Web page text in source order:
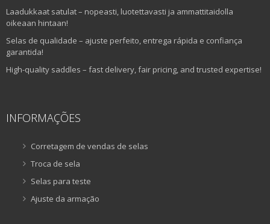
Laadukkaat satulat – nopeasti, luotettavasti ja ammattitaidolla
oikeaan hintaan!
Selas de qualidade – ajuste perfeito, entrega rápida e confiança
garantida!
High-quality saddles – fast delivery, fair pricing, and trusted expertise!
INFORMAÇÕES
Corretagem de vendas de selas
Troca de sela
Selas para teste
Ajuste da armação